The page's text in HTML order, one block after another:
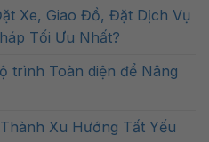
Xe, Giao Đồ, Đặt Dịch Vụ
Tối Ưu Nhất?
trình Toàn diện để Nâng
Xu Hướng Tất Yếu